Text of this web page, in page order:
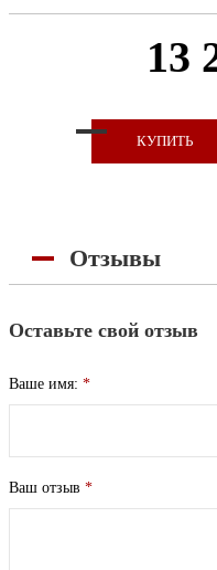
13
КУПИТЬ
Отзывы
Оставьте свой отзыв
Ваше имя: *
Ваш отзыв *